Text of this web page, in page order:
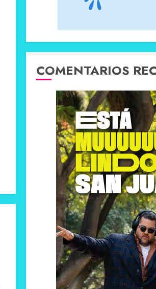
COMENTARIOS